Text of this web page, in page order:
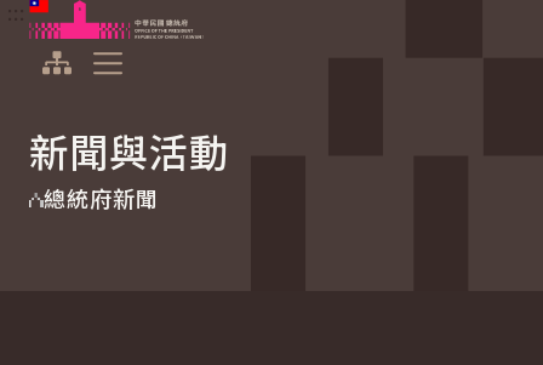
跳到主要內容
中華民國總統府
新聞與活動
總統府新聞